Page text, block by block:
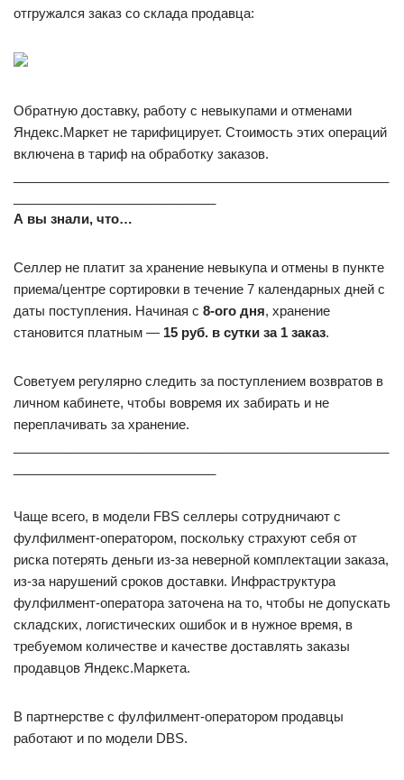
отгружался заказ со склада продавца:
Обратную доставку, работу с невыкупами и отменами
Яндекс.Маркет не тарифицирует. Стоимость этих операций
включена в тариф на обработку заказов.
А вы знали, что…
Селлер не платит за хранение невыкупа и отмены в пункте
приема/центре сортировки в течение 7 календарных дней с
даты поступления. Начиная с 8-ого дня, хранение
становится платным — 15 руб. в сутки за 1 заказ.
Советуем регулярно следить за поступлением возвратов в
личном кабинете, чтобы вовремя их забирать и не
переплачивать за хранение.
Чаще всего, в модели FBS селлеры сотрудничают с
фулфилмент-оператором, поскольку страхуют себя от
риска потерять деньги из-за неверной комплектации заказа,
из-за нарушений сроков доставки. Инфраструктура
фулфилмент-оператора заточена на то, чтобы не допускать
складских, логистических ошибок и в нужное время, в
требуемом количестве и качестве доставлять заказы
продавцов Яндекс.Маркета.
В партнерстве с фулфилмент-оператором продавцы
работают и по модели DBS.